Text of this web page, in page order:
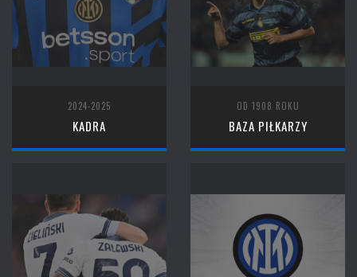
2024-2025
KADRA
OD 1908 ROKU
BAZA PIŁKARZY